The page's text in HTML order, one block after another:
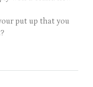
put up that you